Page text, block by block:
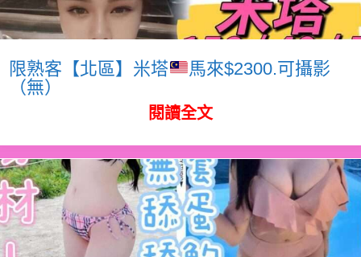
限熟客【北區】米塔
馬來$2300.可攝影
（無）
閱讀全文